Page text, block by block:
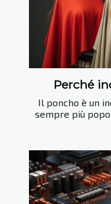
Perché
Il poncho è un
sempre più